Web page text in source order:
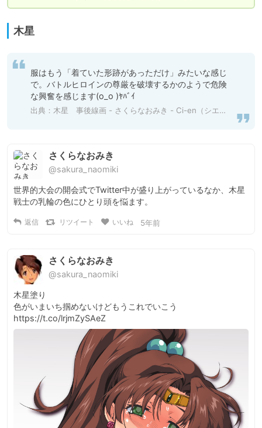
木星
服はもう「着ていた形跡があっただけ」みたいな感じ
で。バトルヒロインの尊厳を破壊するかのようで危険
な興奮を感じます(o_o )ﾔﾊﾞｲ
出典： 木星 事後線画 - さくらなおみき - Ci-en（シエン）
さくらなおみき
@sakura_naomiki
世界的大会の開会式でTwitter中が盛り上がっているなか、木星
戦士の乳輪の色にひとり頭を悩ます。
返信 リツイート いいね 5年前
さくらなおみき
@sakura_naomiki
木星塗り
色がいまいち掴めないけどもうこれでいこう
https://t.co/lrjmZySAeZ